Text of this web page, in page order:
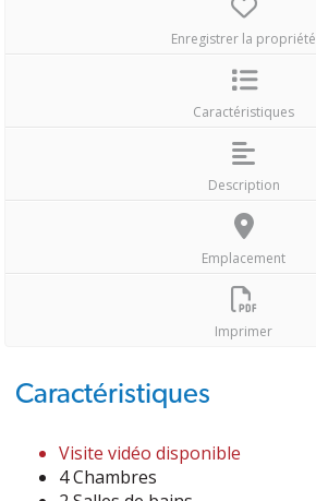
Enregistrer la propriété
Caractéristiques
Description
Emplacement
Imprimer
Caractéristiques
Visite vidéo disponible
4 Chambres